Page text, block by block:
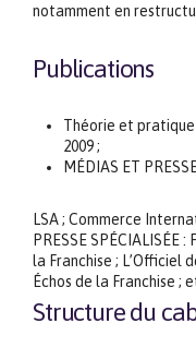
notamment en
Publications
Théorie et pratique
2009 ;
MÉDIAS ET
LSA ; Commerce
PRESSE SPÉCIALISÉE
la Franchise ; L’Officiel
Échos de la Franchise ;
Structure du